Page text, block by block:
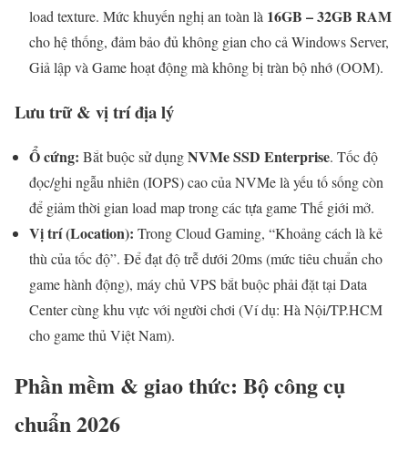
load texture. Mức khuyến nghị an toàn là 16GB – 32GB RAM
cho hệ thống, đảm bảo đủ không gian cho cả Windows Server,
Giả lập và Game hoạt động mà không bị tràn bộ nhớ (OOM).
Lưu trữ & vị trí địa lý
Ổ cứng: Bắt buộc sử dụngNVMe SSD Enterprise. Tốc độ
đọc/ghi ngẫu nhiên (IOPS) cao của NVMe là yếu tố sống còn
để giảm thời gian load map trong các tựa game Thế giới mở.
Vị trí (Location): Trong Cloud Gaming, “Khoảng cách là kẻ
thù của tốc độ”. Để đạt độ trễ dưới 20ms (mức tiêu chuẩn cho
game hành động), máy chủ VPS bắt buộc phải đặt tại Data
Center cùng khu vực với người chơi (Ví dụ: Hà Nội/TP.HCM
cho game thủ Việt Nam).
Phần mềm & giao thức: Bộ công cụ
chuẩn 2026